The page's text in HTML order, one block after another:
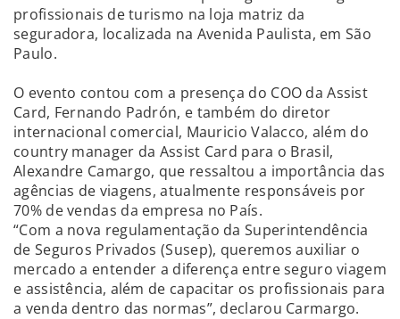
profissionais de turismo na loja matriz da
seguradora, localizada na Avenida Paulista, em São
Paulo.
O evento contou com a presença do COO da Assist
Card, Fernando Padrón, e também do diretor
internacional comercial, Mauricio Valacco, além do
country manager da Assist Card para o Brasil,
Alexandre Camargo, que ressaltou a importância das
agências de viagens, atualmente responsáveis por
70% de vendas da empresa no País.
“Com a nova regulamentação da Superintendência
de Seguros Privados (Susep), queremos auxiliar o
mercado a entender a diferença entre seguro viagem
e assistência, além de capacitar os profissionais para
a venda dentro das normas”, declarou Carmargo.